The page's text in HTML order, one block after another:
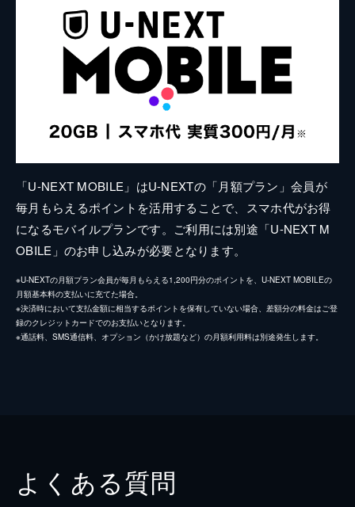
「U-NEXT MOBILE」はU-NEXTの「月額プラン」会員が
毎月もらえるポイントを活用することで、スマホ代がお得
になるモバイルプランです。ご利用には別途「U-NEXT M
OBILE」のお申し込みが必要となります。
※U-NEXTの月額プラン会員が毎月もらえる1,200円分のポイントを、U-NEXT MOBILEの
月額基本料の支払いに充てた場合。
※決済時において支払金額に相当するポイントを保有していない場合、差額分の料金はご登
録のクレジットカードでのお支払いとなります。
※通話料、SMS通信料、オプション（かけ放題など）の月額利用料は別途発生します。
よくある質問